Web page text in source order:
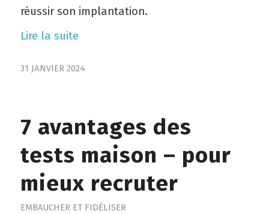
réussir son implantation.
Lire la suite
31 JANVIER 2024
7 avantages des
tests maison – pour
mieux recruter
EMBAUCHER ET FIDÉLISER